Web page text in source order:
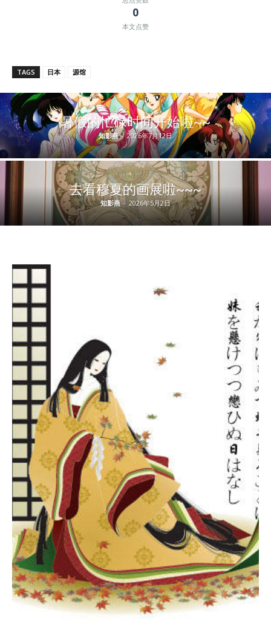
0
本文点赞
TAGS 日本 源馆
暑假的忙碌时间开始啦~~
知影燕 - 2026年7月12日
去看穆夏的画展啦~~~
知影燕 - 2026年5月2日